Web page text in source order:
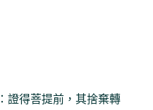
證得菩提前，其捨棄轉